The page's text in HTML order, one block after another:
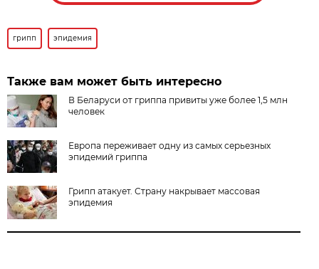
грипп эпидемия
Также вам может быть интересно
В Беларуси от гриппа привиты уже более 1,5 млн
человек
Европа переживает одну из самых серьезных
эпидемий гриппа
Грипп атакует. Страну накрывает массовая
эпидемия